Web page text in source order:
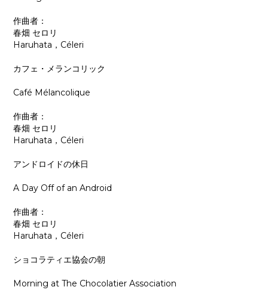
作曲者：
春畑 セロリ
Haruhata，Céleri
カフェ・メランコリック
Café Mélancolique
作曲者：
春畑 セロリ
Haruhata，Céleri
アンドロイドの休日
A Day Off of an Android
作曲者：
春畑 セロリ
Haruhata，Céleri
ショコラティエ協会の朝
Morning at The Chocolatier Association